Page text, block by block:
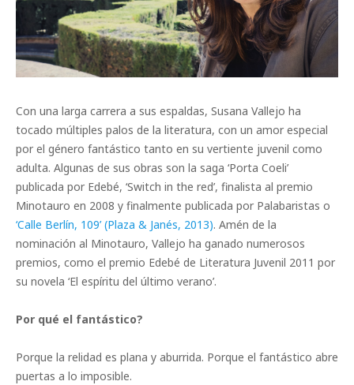
Con una larga carrera a sus espaldas, Susana Vallejo ha
tocado múltiples palos de la literatura, con un amor especial
por el género fantástico tanto en su vertiente juvenil como
adulta. Algunas de sus obras son la saga ‘Porta Coeli’
publicada por Edebé, ‘Switch in the red’, finalista al premio
Minotauro en 2008 y finalmente publicada por Palabaristas o
‘Calle Berlín, 109’ (Plaza & Janés, 2013). Amén de la
nominación al Minotauro, Vallejo ha ganado numerosos
premios, como el premio Edebé de Literatura Juvenil 2011 por
su novela ‘El espíritu del último verano’.
Por qué el fantástico?
Porque la relidad es plana y aburrida. Porque el fantástico abre
puertas a lo imposible.